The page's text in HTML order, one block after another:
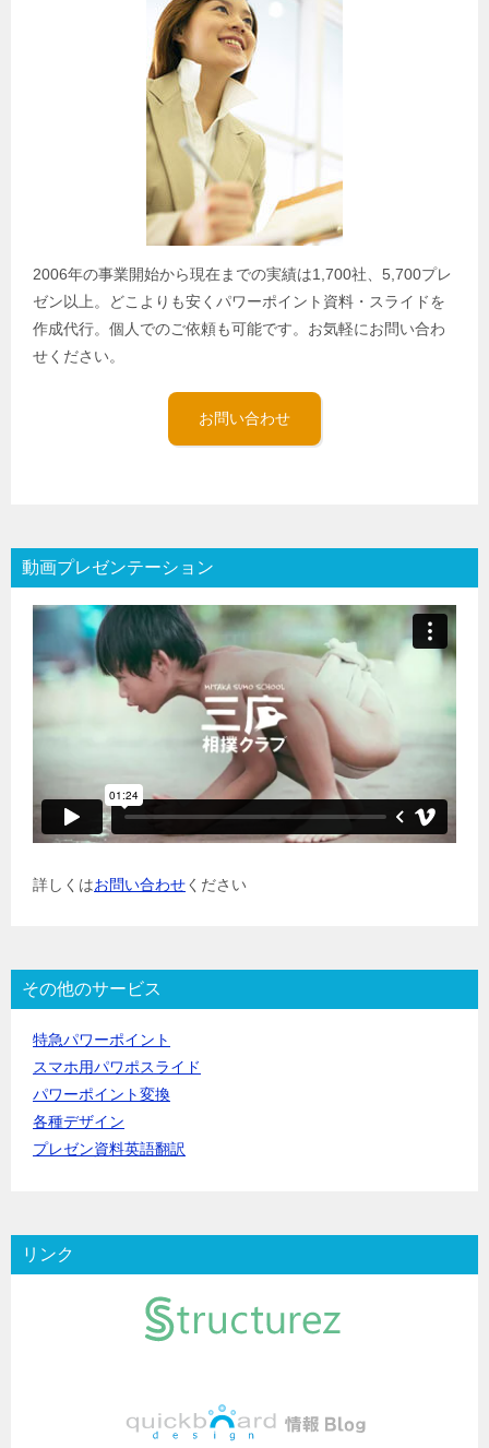
2006年の事業開始から現在までの実績は1,700社、5,700プレ
ゼン以上。どこよりも安くパワーポイント資料・スライドを
作成代行。個人でのご依頼も可能です。お気軽にお問い合わ
せください。
お問い合わせ
動画プレゼンテーション
詳しくはお問い合わせください
その他のサービス
特急パワーポイント
スマホ用パワポスライド
パワーポイント変換
各種デザイン
プレゼン資料英語翻訳
リンク